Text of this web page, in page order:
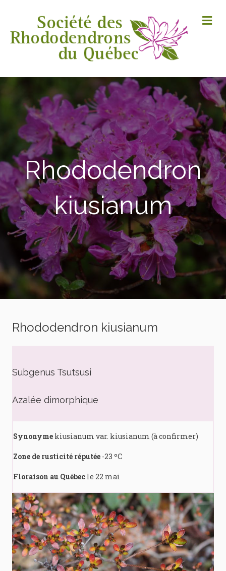
Rhododendron
kiusianum
Rhododendron kiusianum
Subgenus Tsutsusi
Azalée dimorphique
Synonyme kiusianum var. kiusianum (à confirmer)
Zone de rusticité réputée -23 ºC
Floraison au Québec le 22 mai